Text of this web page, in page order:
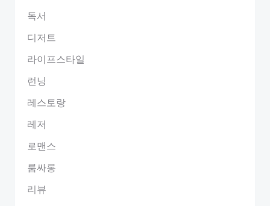
독서
디저트
라이프스타일
런닝
레스토랑
레저
로맨스
룸싸롱
리뷰